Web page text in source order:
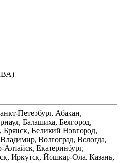
Петербург, Абакан,
Балашиха, Белгород,
Брянск, Великий Новгород,
Волгоград, Вологда,
Екатеринбург,
Иркутск, Йошкар-Ола, Казань,